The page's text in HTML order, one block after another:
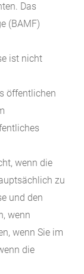
Das
(BAMF)
ist nicht
öffentlichen
wenn die
zu
und den
wenn
wenn Sie im
die